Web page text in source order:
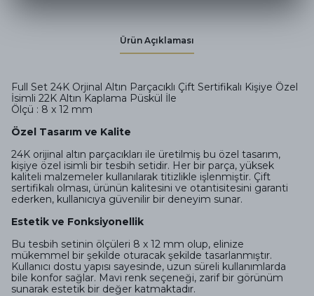
Ürün Açıklaması
Full Set 24K Orjinal Altın Parçacıklı Çift Sertifikalı Kişiye Özel
İsimli 22K Altın Kaplama Püskül İle
Ölçü : 8 x 12 mm
Özel Tasarım ve Kalite
24K orijinal altın parçacıkları ile üretilmiş bu özel tasarım,
kişiye özel isimli bir tesbih setidir. Her bir parça, yüksek
kaliteli malzemeler kullanılarak titizlikle işlenmiştir. Çift
sertifikalı olması, ürünün kalitesini ve otantisitesini garanti
ederken, kullanıcıya güvenilir bir deneyim sunar.
Estetik ve Fonksiyonellik
Bu tesbih setinin ölçüleri 8 x 12 mm olup, elinize
mükemmel bir şekilde oturacak şekilde tasarlanmıştır.
Kullanıcı dostu yapısı sayesinde, uzun süreli kullanımlarda
bile konfor sağlar. Mavi renk seçeneği, zarif bir görünüm
sunarak estetik bir değer katmaktadır.